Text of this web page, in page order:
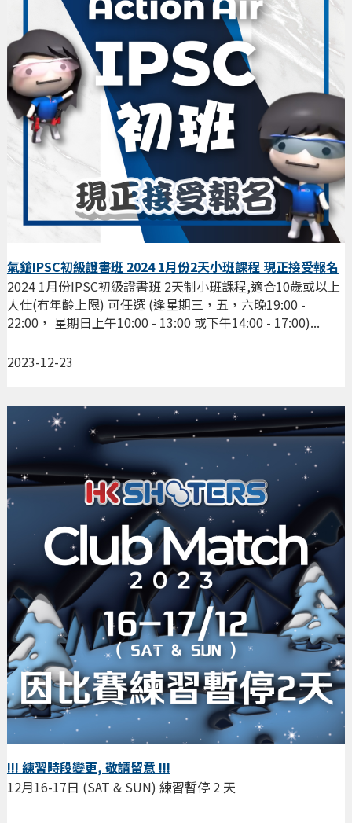
氣鎗IPSC初級證書班 2024 1月份2天小班課程 現正接受報名
2023-12-23
2024 1月份IPSC初級證書班 2天制小班課程,適合10歲或以上
人仕(冇年齡上限) 可任選 (逢星期三，五，六晚19:00 -
22:00， 星期日上午10:00 - 13:00 或下午14:00 - 17:00)...
!!! 練習時段變更, 敬請留意 !!!
12月16-17日 (SAT & SUN) 練習暫停 2 天